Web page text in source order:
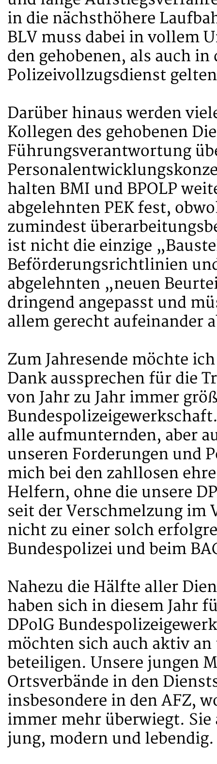
in die nächsthöhere
BLV muss dabei in vollem
den gehobenen, als auch in
Polizeivollzugsdienst
Darüber hinaus werden
Kollegen des gehobenen
Führungsverantwortung
halten BMI und BPOLP
abgelehnten PEK fest,
zumindest
ist nicht die einzige
Beförderungsrichtlinien
abgelehnten „neuen
dringend angepasst und
allem gerecht aufeinander
Zum Jahresende möchte
Dank aussprechen für die
von Jahr zu Jahr immer
alle aufmunternden, aber
unseren Forderungen und
mich bei den zahllosen
Helfern, ohne die unsere
seit der Verschmelzung im
nicht zu einer solch
Bundespolizei und beim
Nahezu die Hälfte aller
haben sich in diesem Jahr
DPolG
möchten sich auch aktiv
beteiligen. Unsere jungen
Ortsverbände in den
insbesondere in den AFZ,
immer mehr überwiegt.
jung, modern und lebendig.